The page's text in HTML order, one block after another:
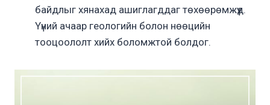
байдлыг хянахад ашиглагддаг төхөөрөмжүүд.
Үүний ачаар геологийн болон нөөцийн
тооцоололт хийх боломжтой болдог.